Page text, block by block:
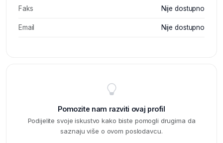
Faks Nije dostupno
Email Nije dostupno
Pomozite nam razviti ovaj profil
Podijelite svoje iskustvo kako biste pomogli drugima da
saznaju više o ovom poslodavcu.